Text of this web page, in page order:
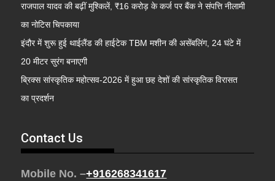
राजपाल यादव की बढ़ीं मुश्किलें, ₹16 करोड़ के कर्ज पर बैंक ने संपत्ति नीलामी
का नोटिस चिपकाया
इंदौर में शुरू हुई थाईलैंड की हाईटेक TBM मशीन की असेंबलिंग, 24 घंटे में
20 मीटर सुरंग बनाएगी
ब्रिक्स सांस्कृतिक महोत्सव-2026 में हुआ छह देशों की सांस्कृतिक विरासत
का प्रदर्शन
Contact Us
Mobile No. –+916268341617